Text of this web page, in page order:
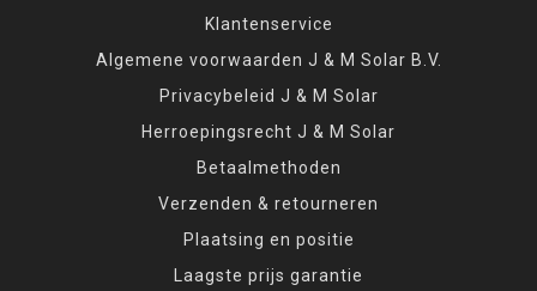
Klantenservice
Algemene voorwaarden J & M Solar B.V.
Privacybeleid J & M Solar
Herroepingsrecht J & M Solar
Betaalmethoden
Verzenden & retourneren
Plaatsing en positie
Laagste prijs garantie